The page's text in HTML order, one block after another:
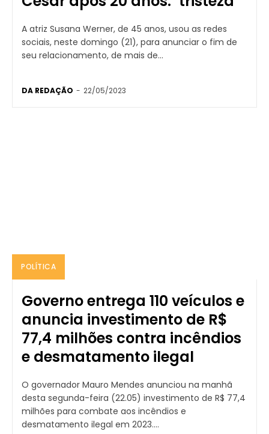
A atriz Susana Werner, de 45 anos, usou as redes
sociais, neste domingo (21), para anunciar o fim de
seu relacionamento, de mais de...
DA REDAÇÃO - 22/05/2023
POLÍTICA
Governo entrega 110 veículos e
anuncia investimento de R$
77,4 milhões contra incêndios
e desmatamento ilegal
O governador Mauro Mendes anunciou na manhã
desta segunda-feira (22.05) investimento de R$ 77,4
milhões para combate aos incêndios e
desmatamento ilegal em 2023....